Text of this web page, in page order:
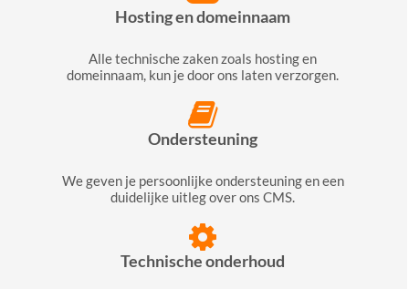
Hosting en domeinnaam
Alle technische zaken zoals hosting en
domeinnaam, kun je door ons laten verzorgen.
Ondersteuning
We geven je persoonlijke ondersteuning en een
duidelijke uitleg over ons CMS.
Technische onderhoud